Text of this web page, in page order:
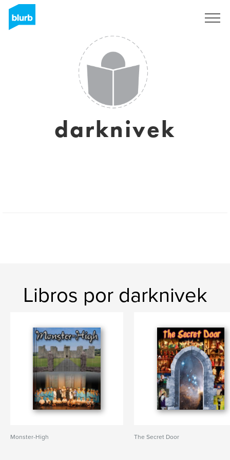
darknivek
Libros por darknivek
Monster-High The Secret Door